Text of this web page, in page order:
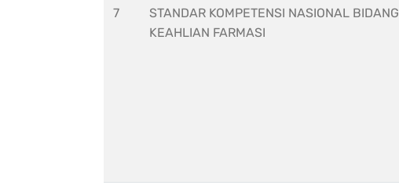
7
STANDAR KOMPETENSI NASIONAL BIDANG
KEAHLIAN FARMASI